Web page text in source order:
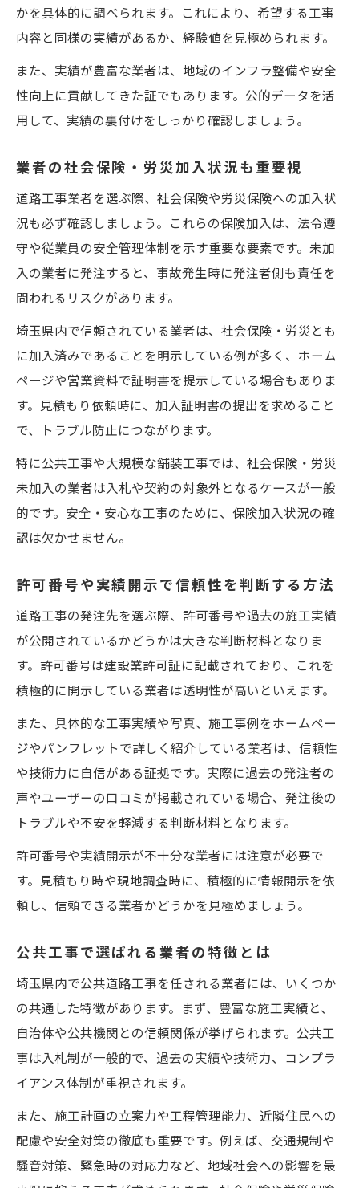
かを具体的に調べられます。これにより、希望する工事
内容と同様の実績があるか、経験値を見極められます。
また、実績が豊富な業者は、地域のインフラ整備や安全
性向上に貢献してきた証でもあります。公的データを活
用して、実績の裏付けをしっかり確認しましょう。
業者の社会保険・労災加入状況も重要視
道路工事業者を選ぶ際、社会保険や労災保険への加入状
況も必ず確認しましょう。これらの保険加入は、法令遵
守や従業員の安全管理体制を示す重要な要素です。未加
入の業者に発注すると、事故発生時に発注者側も責任を
問われるリスクがあります。
埼玉県内で信頼されている業者は、社会保険・労災とも
に加入済みであることを明示している例が多く、ホーム
ページや営業資料で証明書を提示している場合もありま
す。見積もり依頼時に、加入証明書の提出を求めること
で、トラブル防止につながります。
特に公共工事や大規模な舗装工事では、社会保険・労災
未加入の業者は入札や契約の対象外となるケースが一般
的です。安全・安心な工事のために、保険加入状況の確
認は欠かせません。
許可番号や実績開示で信頼性を判断する方法
道路工事の発注先を選ぶ際、許可番号や過去の施工実績
が公開されているかどうかは大きな判断材料となりま
す。許可番号は建設業許可証に記載されており、これを
積極的に開示している業者は透明性が高いといえます。
また、具体的な工事実績や写真、施工事例をホームペー
ジやパンフレットで詳しく紹介している業者は、信頼性
や技術力に自信がある証拠です。実際に過去の発注者の
声やユーザーの口コミが掲載されている場合、発注後の
トラブルや不安を軽減する判断材料となります。
許可番号や実績開示が不十分な業者には注意が必要で
す。見積もり時や現地調査時に、積極的に情報開示を依
頼し、信頼できる業者かどうかを見極めましょう。
公共工事で選ばれる業者の特徴とは
埼玉県内で公共道路工事を任される業者には、いくつか
の共通した特徴があります。まず、豊富な施工実績と、
自治体や公共機関との信頼関係が挙げられます。公共工
事は入札制が一般的で、過去の実績や技術力、コンプラ
イアンス体制が重視されます。
また、施工計画の立案力や工程管理能力、近隣住民への
配慮や安全対策の徹底も重要です。例えば、交通規制や
騒音対策、緊急時の対応力など、地域社会への影響を最